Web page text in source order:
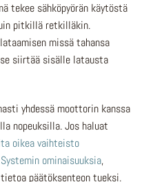
tekee sähköpyörän käytöstä
pitkillä retkilläkin.
missä tahansa
siirtää sisälle latausta
yhdessä moottorin kanssa
nopeuksilla. Jos haluat
oikea vaihteisto
ominaisuuksia,
päätöksenteon tueksi.